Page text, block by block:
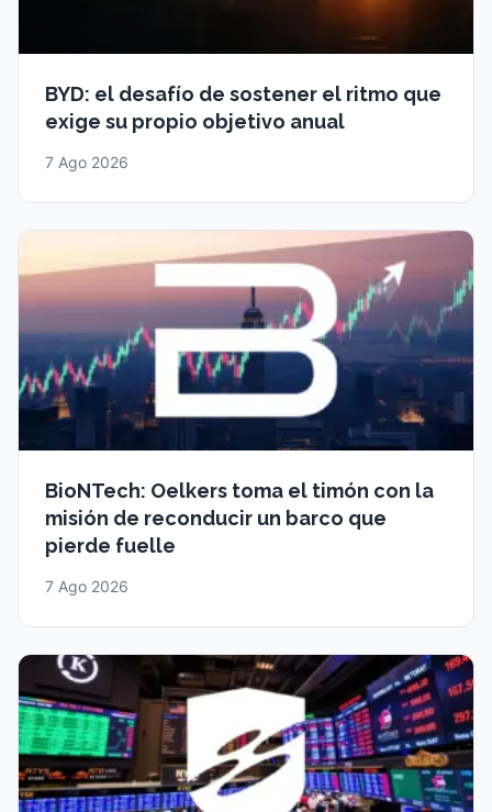
BYD: el desafío de sostener el ritmo que
exige su propio objetivo anual
7 Ago 2026
BioNTech: Oelkers toma el timón con la
misión de reconducir un barco que
pierde fuelle
7 Ago 2026